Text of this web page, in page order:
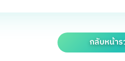
กลับหน้า